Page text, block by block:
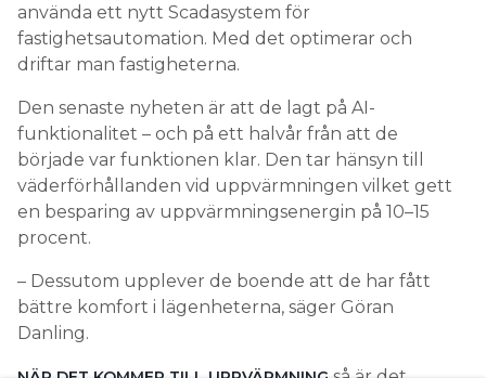
– Många system kommer behöva dras tillbaka eller
hårdvaruuppdateras när kraven på hög
samordning ökar, säger Björn Johansson.
Bättre tror han det går för KNX som redan i dag
klarar den nya styrning som krävs. Systemet går
även att kombinera med andra system, till exempel
Lindab Pascal för behovsstyrd ventilation.
– DET KOMMER
inte så lätta att programmera, säger Björn
Johansson.
använda ett nytt Scadasystem för
fastighetsautomation. Med det optimerar och
driftar man fastigheterna.
Den senaste nyheten är att de lagt på AI-
funktionalitet – och på ett halvår från att de
började var funktionen klar. Den tar hänsyn till
väderförhållanden vid uppvärmningen vilket gett
en besparing av uppvärmningsenergin på 10–15
procent.
– Dessutom upplever de boende att de har fått
bättre komfort i lägenheterna, säger Göran
Danling.